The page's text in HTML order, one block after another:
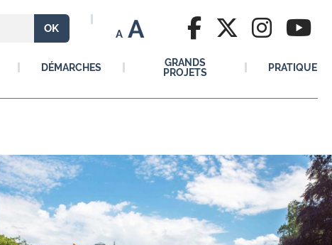
A A
DÉMARCHES
GRANDS
PROJETS
PRATIQUE